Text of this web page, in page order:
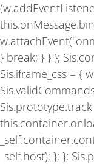
} break; } } };
Sis.iframe_css = {
_self.host); }; };